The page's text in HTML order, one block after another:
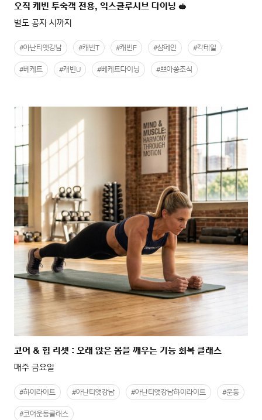
오직 캐빈 투숙객 전용, 익스클루시브 다이닝 🥪
별도 공지 시까지
#아난티앳강남 #캐빈T #캐빈F #샴페인 #칵테일
#베케트 #캐빈U #베케트다이닝 #쁘아쏭조식
코어 & 힙 리셋 : 오래 앉은 몸을 깨우는 기능 회복 클래스
매주 금요일
#하이라이트 #아난티앳강남 #아난티앳강남하이라이트 #운동
#코어운동클래스